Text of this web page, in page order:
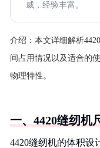
威，经验丰富。
介绍： 本文详细解析
间占用情况以及适合的
物理特性。
一、4420缝纫机
4420缝纫机的体积设